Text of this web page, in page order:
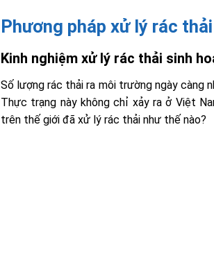
Phương pháp xử lý rác
Kinh nghiệm xử lý rác thải sinh
Số lượng rác thải ra môi trường ngày càng
Thực trạng này không chỉ xảy ra ở Việt
trên thế giới đã xử lý rác thải như thế nào?